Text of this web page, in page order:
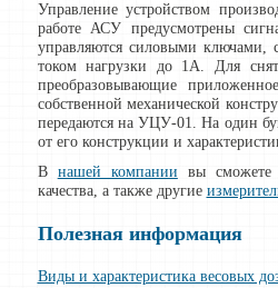
Управление устройством
работе АСУ предусмотрены
управляются силовыми
током нагрузки до 1А. Для
преобразовывающие
собственной механической
передаются на УЦУ-01. На один
от его конструкции и
В нашей компании вы сможете
качества, а также другие
Полезная информация
Виды и характеристика весовых